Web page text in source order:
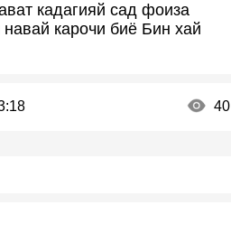
кадагияй сад фоиза
карочи биё Бин хай
40